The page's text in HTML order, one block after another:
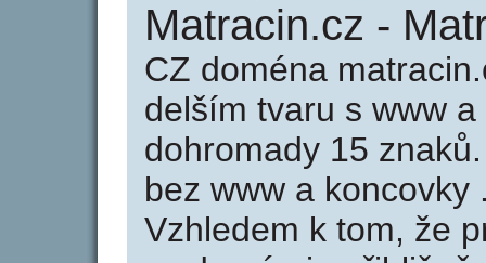
Matracin.cz -
CZ doména
delším tvaru s www
dohromady 15
bez www a
Vzhledem k tom, že